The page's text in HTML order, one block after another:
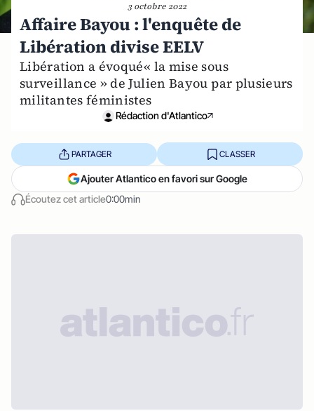
3 octobre 2022
Affaire Bayou : l'enquête de
Libération divise EELV
Libération a évoqué« la mise sous
surveillance » de Julien Bayou par plusieurs
militantes féministes
Rédaction d'Atlantico
Écoutez cet article0:00min
PARTAGER CLASSER
Ajouter Atlantico en favori sur Google